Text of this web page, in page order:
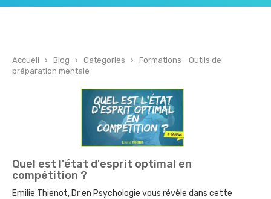
Accueil › Blog › Categories ›
Formations - Outils de
préparation mentale
Quel est l'état d'esprit optimal en
compétition ?
Emilie Thienot, Dr en Psychologie vous révèle dans cette